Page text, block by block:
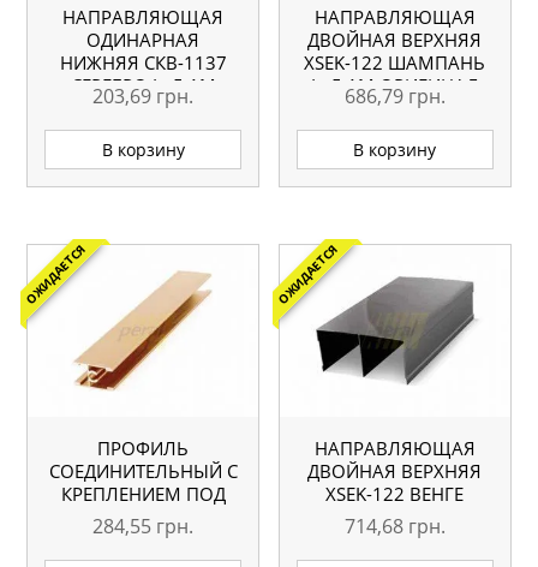
НАПРАВЛЯЮЩАЯ
ОДИНАРНАЯ
НИЖНЯЯ СКВ-1137
СЕРЕБРО L=5.1М
ОРИГИНАЛ
203,69 грн.
В корзину
НАПРАВЛЯЮЩАЯ
ДВОЙНАЯ ВЕРХНЯЯ
ХSEK-122 ШАМПАНЬ
L=5.1М ОРИГИНАЛ
686,79 грн.
В корзину
ОЖИДАЕТСЯ
ПРОФИЛЬ
СОЕДИНИТЕЛЬНЫЙ С
КРЕПЛЕНИЕМ ПОД
ВИНТ TY-003 ЗОЛОТО
L=5.1М ОРИГИНАЛ
284,55 грн.
ОЖИДАЕТСЯ
НАПРАВЛЯЮЩАЯ
ДВОЙНАЯ ВЕРХНЯЯ
ХSEK-122 ВЕНГЕ
ГЛЯНЕЦ L=5.1М
ОРИГИНАЛ
714,68 грн.